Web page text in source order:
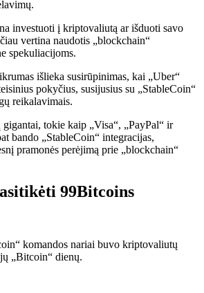
investuoti į kriptovaliutą ar išduoti savo
vertina naudotis „blockchain“
spekuliacijoms.
išlieka susirūpinimas, kai „Uber“
pokyčius, susijusius su „StableCoin“
reikalavimais.
tokie kaip „Visa“, „PayPal“ ir
bando „StableCoin“ integracijas,
pramonės perėjimą prie „blockchain“
99Bitcoins
komandos nariai buvo kriptovaliutų
„Bitcoin“ dienų.